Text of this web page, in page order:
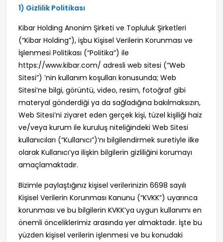
1) Gizlilik Politikası
Kibar Holding Anonim Şirketi ve Topluluk Şirketleri
(“Kibar Holding”), işbu Kişisel Verilerin Korunması ve
İşlenmesi Politikası (“Politika”) ile
https://www.kibar.com/ adresli web sitesi (“Web
Sitesi”) ’nin kullanım koşulları konusunda; Web
Sitesi’ne bilgi, görüntü, video, resim, fotoğraf gibi
materyal gönderdiği ya da sağladığına bakılmaksızın,
Web Sitesi’ni ziyaret eden gerçek kişi, tüzel kişiliği haiz
ve/veya kurum ile kuruluş niteliğindeki Web Sitesi
kullanıcıları (“Kullanıcı”)’nı bilgilendirmek suretiyle ilke
olarak Kullanıcı’ya ilişkin bilgilerin gizliliğini korumayı
amaçlamaktadır.
Bizimle paylaştığınız kişisel verilerinizin 6698 sayılı
Kişisel Verilerin Korunması Kanunu (“KVKK”) uyarınca
korunması ve bu bilgilerin KVKK’ya uygun kullanımı en
önemli önceliklerimiz arasında yer almaktadır. İşte bu
yüzden kişisel verilerin işlenmesi ve bu konudaki